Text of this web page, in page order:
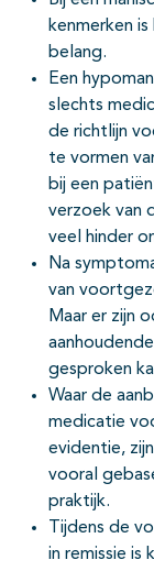
kenmerken
belang.
Een
slechts
de richtlijn
te vormen
bij een
verzoek van
veel hinder
Na
van
Maar er zijn
gesproken
Waar de
medicatie
evidentie,
vooral
praktijk.
Tijdens de
in remissie is